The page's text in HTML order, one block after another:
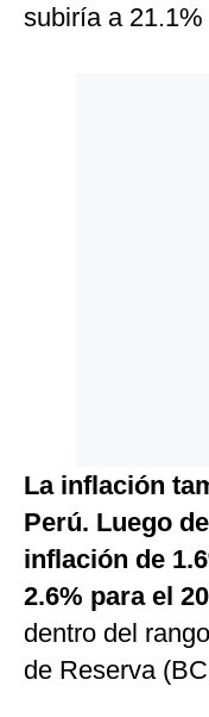
subiría a
La inflación
Perú. Luego
inflación de
2.6% para el
dentro del
de Reserva